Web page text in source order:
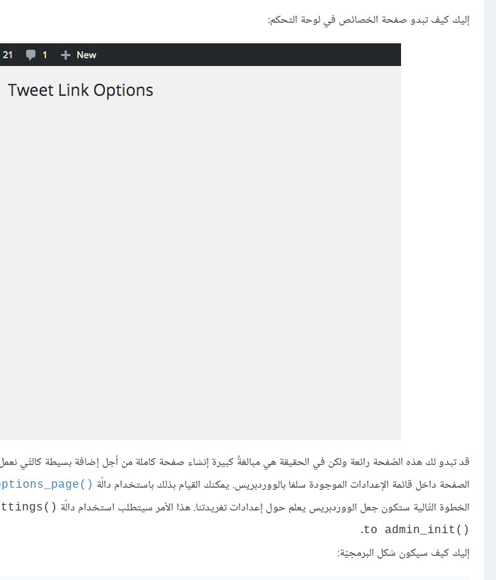
إليك كيف تبدو صفحة الخصائص في لوحة التحكم:
قد تبدو لك هذه الصّفحة رائعة ولكن في الحقيقة هي مبالغةٌ كبيرة إنشاء صفحة كاملة من أجل إضافة بسيطة كالتّي
الصفحة داخل قائمة الإعدادات الموجودة سلفا بالووردبريس. يمكنك القيام بذلك باستخدام دالّة ()add_options_page
الخطوة التّالية ستكون جعل الووردبريس يعلم حول إعدادات تغريدتنا. هذا الأمر سيتطلب استخدام دالّة ()register_settings
()to admin_init
.
إليك كيف سيكون شكل البرمجيّة: